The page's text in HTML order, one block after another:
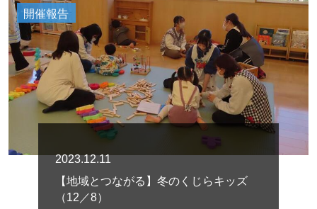
開催報告
2023.12.11
【地域とつながる】冬のくじらキッズ
（12／8）